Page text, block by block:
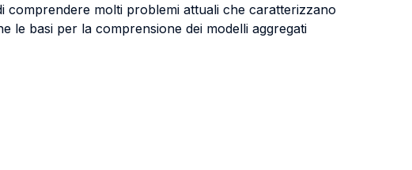
comprendere molti problemi attuali che caratterizzano
le basi per la comprensione dei modelli aggregati